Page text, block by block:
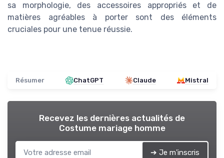
sa morphologie, des accessoires appropriés et de
matières agréables à porter sont des éléments
cruciales pour une tenue réussie.
Résumer ChatGPT Claude Mistral
Recevez les dernières actualités de
Costume mariage homme
➔ Je m'inscris